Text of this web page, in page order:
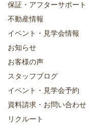
保証・アフターサポート
不動産情報
イベント・見学会情報
お知らせ
お客様の声
スタッフブログ
イベント・見学会予約
資料請求・お問い合わせ
リクルート